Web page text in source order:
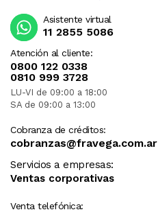
Atención al cliente:
0800 122 0338
0810 999 3728
LU-VI de 09:00 a 18:00
SA de 09:00 a 13:00
Cobranza de créditos:
cobranzas@fravega.com.ar
Servicios a empresas:
Ventas corporativas
Venta telefónica:
Asistente virtual
11 2855 5086